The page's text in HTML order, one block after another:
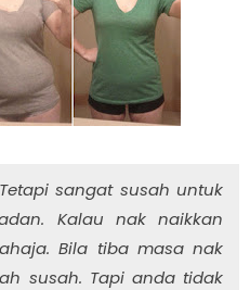
sangat susah untuk
Kalau nak naikkan
Bila tiba masa nak
susah. Tapi anda tidak